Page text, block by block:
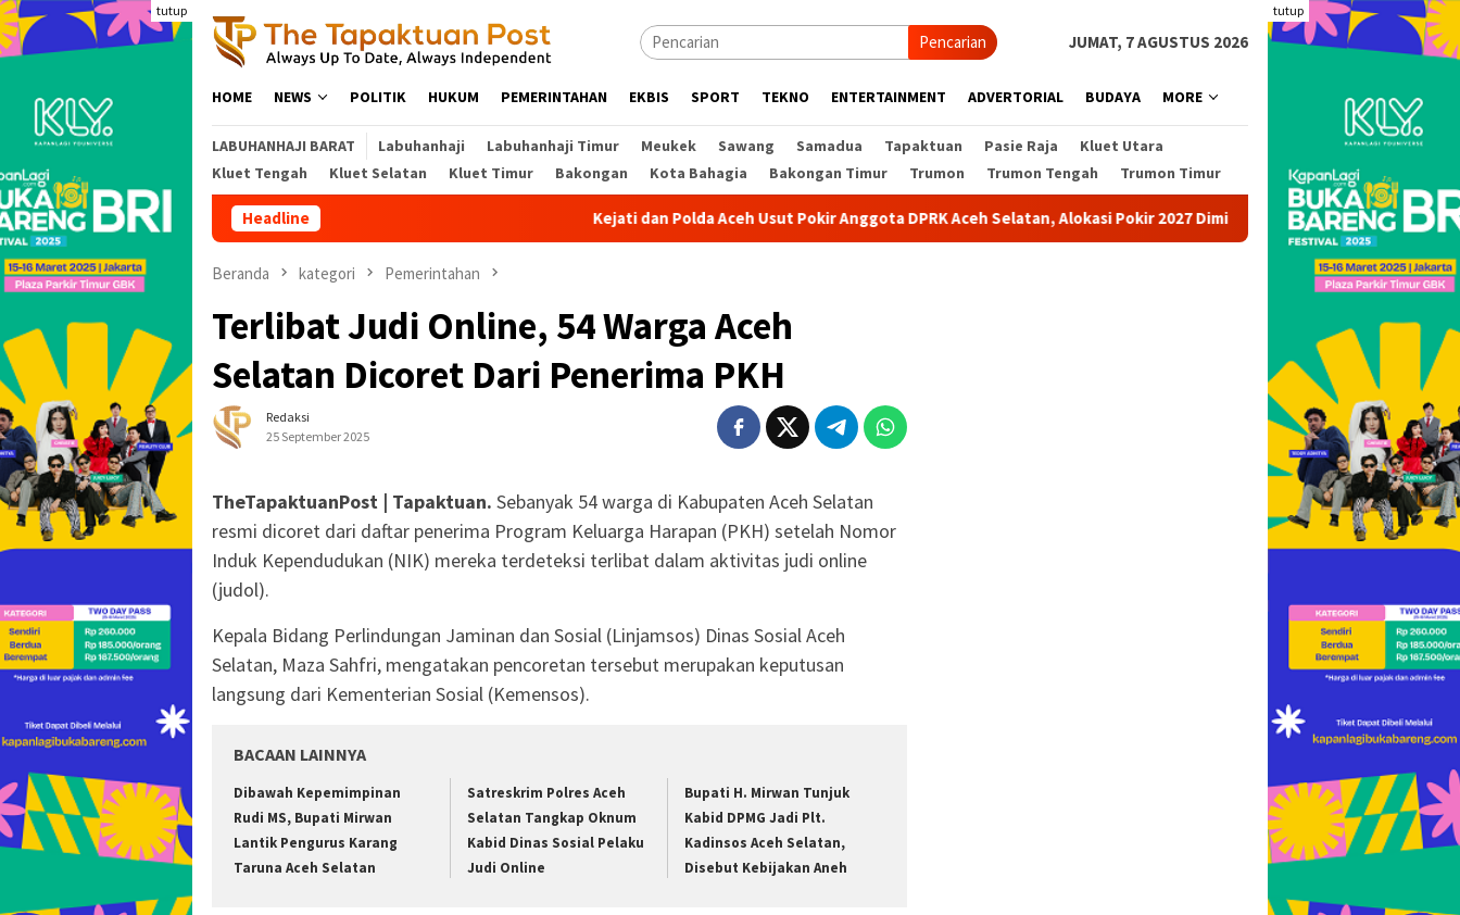
Loncat
ke
konten
tutup tutup
Pencarian JUMAT, 7 AGUSTUS 2026
HOME NEWS POLITIK HUKUM PEMERINTAHAN EKBIS SPORT TEKNO ENTERTAINMENT ADVERTORIAL BUDAYA MORE
LABUHANHAJI BARAT Labuhanhaji Labuhanhaji Timur Meukek Sawang Samadua Tapaktuan Pasie Raja
Kluet Utara
Kluet Tengah
Kluet Selatan Kluet Timur Bakongan Kota Bahagia Bakongan Timur Trumon Trumon Tengah Trumon Timur
Headline Kejati dan Polda Aceh Usut Pokir Anggota DPRK Aceh Selatan, Alokasi Pokir 2027 Diminta Dihentikan Pohon Besar
Beranda kategori Pemerintahan
Terlibat Judi Online, 54 Warga Aceh
Selatan Dicoret Dari Penerima PKH
Redaksi
25 September 2025
TheTapaktuanPost | Tapaktuan. Sebanyak 54 warga di Kabupaten Aceh Selatan
resmi dicoret dari daftar penerima Program Keluarga Harapan (PKH) setelah Nomor
Induk Kependudukan (NIK) mereka terdeteksi terlibat dalam aktivitas judi online
(judol).
Kepala Bidang Perlindungan Jaminan dan Sosial (Linjamsos) Dinas Sosial Aceh
Selatan, Maza Sahfri, mengatakan pencoretan tersebut merupakan keputusan
langsung dari Kementerian Sosial (Kemensos).
BACAAN LAINNYA
Dibawah Kepemimpinan
Rudi MS, Bupati Mirwan
Lantik Pengurus Karang
Taruna Aceh Selatan
Satreskrim Polres Aceh
Selatan Tangkap Oknum
Kabid Dinas Sosial Pelaku
Judi Online
Bupati H. Mirwan Tunjuk
Kabid DPMG Jadi Plt.
Kadinsos Aceh Selatan,
Disebut Kebijakan Aneh